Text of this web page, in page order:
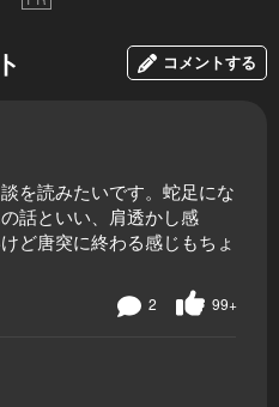
コメントする
を読みたいです。蛇足にな
話といい、肩透かし感
ど唐突に終わる感じもちょ
99+
2